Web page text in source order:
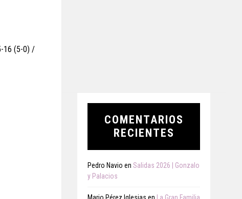
16 (5-0) /
COMENTARIOS
RECIENTES
Pedro Navio en Salidas 2026 | Gonzalo
y Palacios